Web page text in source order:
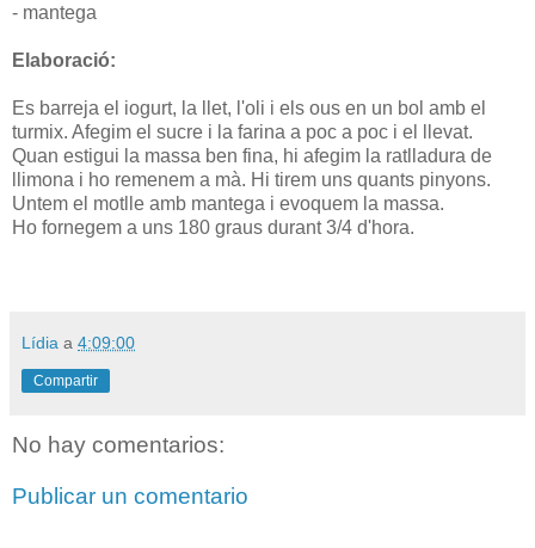
- mantega
Elaboració:
Es barreja el iogurt, la llet, l'oli i els ous en un bol amb el
turmix. Afegim el sucre i la farina a poc a poc i el llevat.
Quan estigui la massa ben fina, hi afegim la ratlladura de
llimona i ho remenem a mà. Hi tirem uns quants pinyons.
Untem el motlle amb mantega i evoquem la massa.
Ho fornegem a uns 180 graus durant 3/4 d'hora.
Lídia a 4:09:00
Compartir
No hay comentarios:
Publicar un comentario